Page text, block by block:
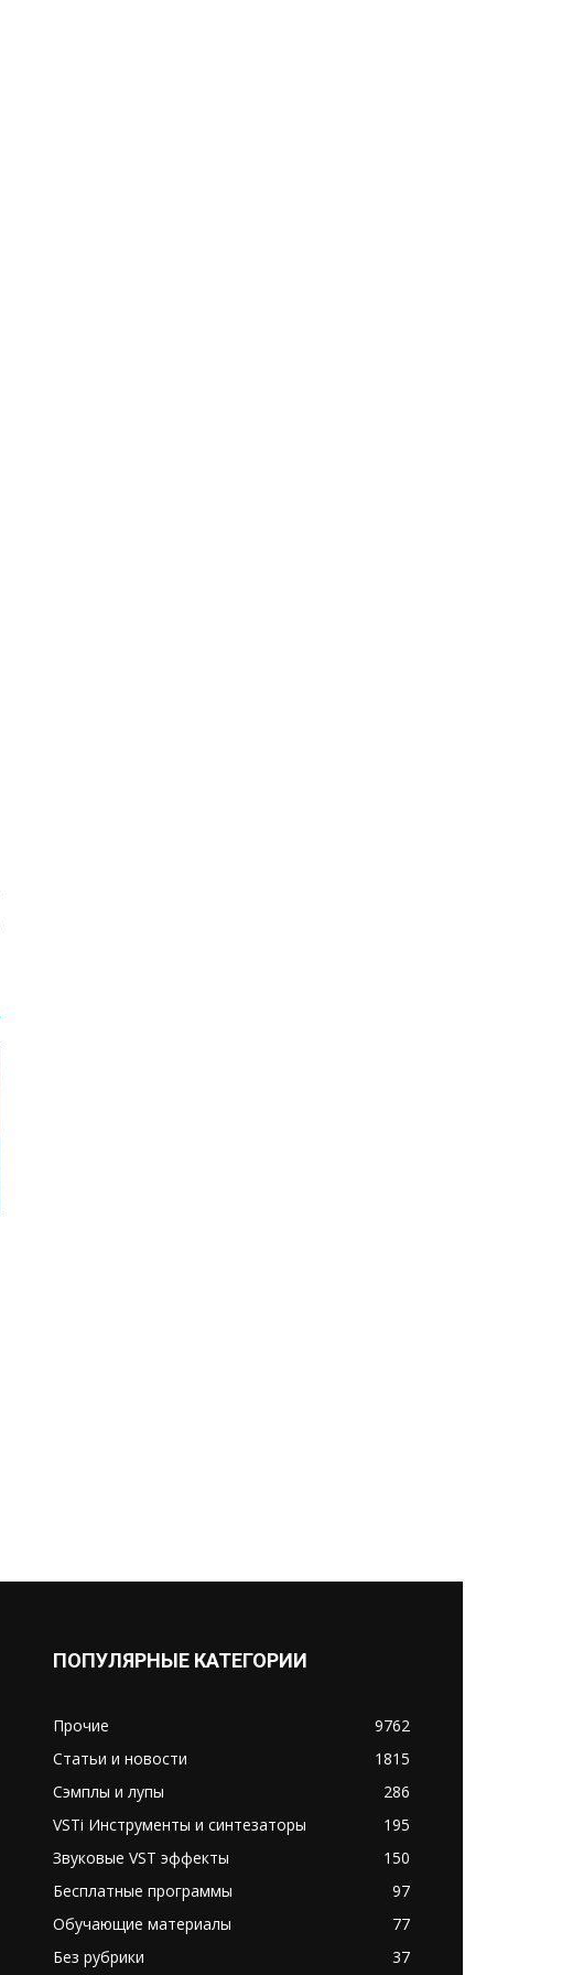
ПОПУЛЯРНЫЕ КАТЕГОРИИ
Прочие
9762
Статьи и новости
1815
Сэмплы и лупы
286
VSTi Инструменты и синтезаторы
195
Звуковые VST эффекты
150
Бесплатные программы
97
Обучающие материалы
77
Без рубрики
37